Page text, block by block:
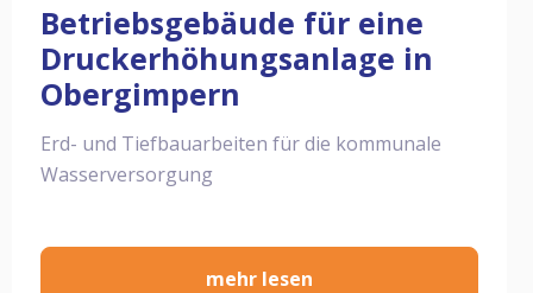
Betriebsgebäude für eine
Druckerhöhungsanlage in
Obergimpern
Erd- und Tiefbauarbeiten für die kommunale
Wasserversorgung
mehr lesen